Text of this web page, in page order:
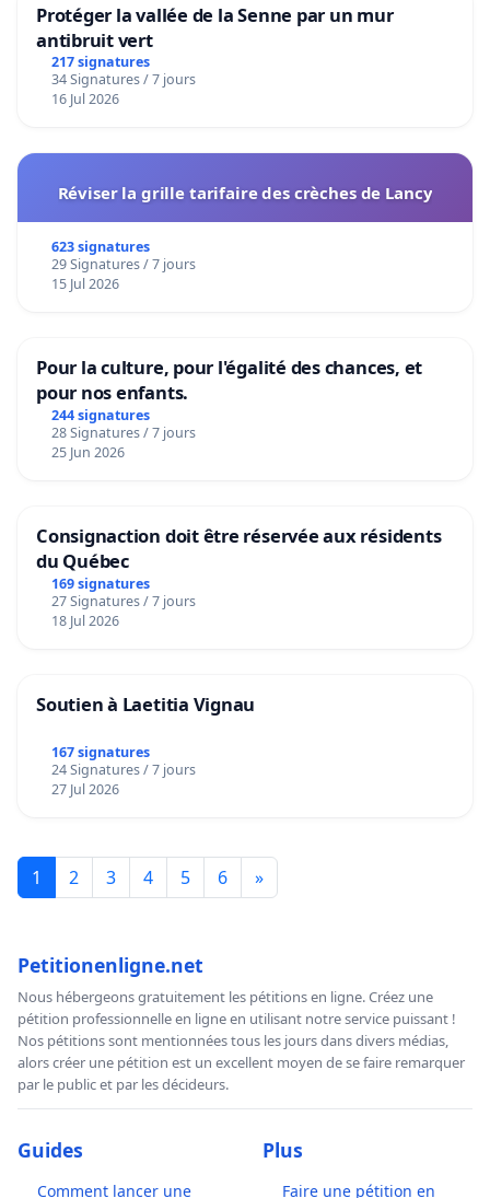
Protéger la vallée de la Senne par un mur
antibruit vert
217 signatures
34 Signatures / 7 jours
16 Jul 2026
Réviser la grille tarifaire des crèches de Lancy
623 signatures
29 Signatures / 7 jours
15 Jul 2026
Pour la culture, pour l'égalité des chances, et
pour nos enfants.
244 signatures
28 Signatures / 7 jours
25 Jun 2026
Consignaction doit être réservée aux résidents
du Québec
169 signatures
27 Signatures / 7 jours
18 Jul 2026
Soutien à Laetitia Vignau
167 signatures
24 Signatures / 7 jours
27 Jul 2026
1 2 3 4 5 6 »
Petitionenligne.net
Nous hébergeons gratuitement les pétitions en ligne. Créez une
pétition professionnelle en ligne en utilisant notre service puissant !
Nos pétitions sont mentionnées tous les jours dans divers médias,
alors créer une pétition est un excellent moyen de se faire remarquer
par le public et par les décideurs.
Guides
Comment lancer une
Plus
Faire une pétition en